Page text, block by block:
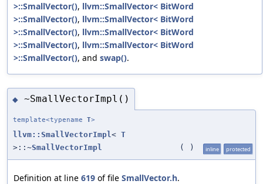
>::SmallVector(), llvm::SmallVector< BitWord
>::SmallVector(), llvm::SmallVector< BitWord
>::SmallVector(), llvm::SmallVector< BitWord
>::SmallVector(), llvm::SmallVector< BitWord
>::SmallVector(), and swap().
◆ ~SmallVectorImpl()
template<typename T>
llvm::SmallVectorImpl < T
>::~SmallVectorImpl ( ) inline protected
Definition at line 619 of file SmallVector.h.